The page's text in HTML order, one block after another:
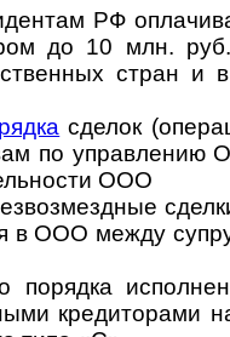
РФ
до 10 млн. руб.
стран и
сделок
по управ­ле­нию
ООО
в ООО между
порядка
кре­ди­то­ра­ми